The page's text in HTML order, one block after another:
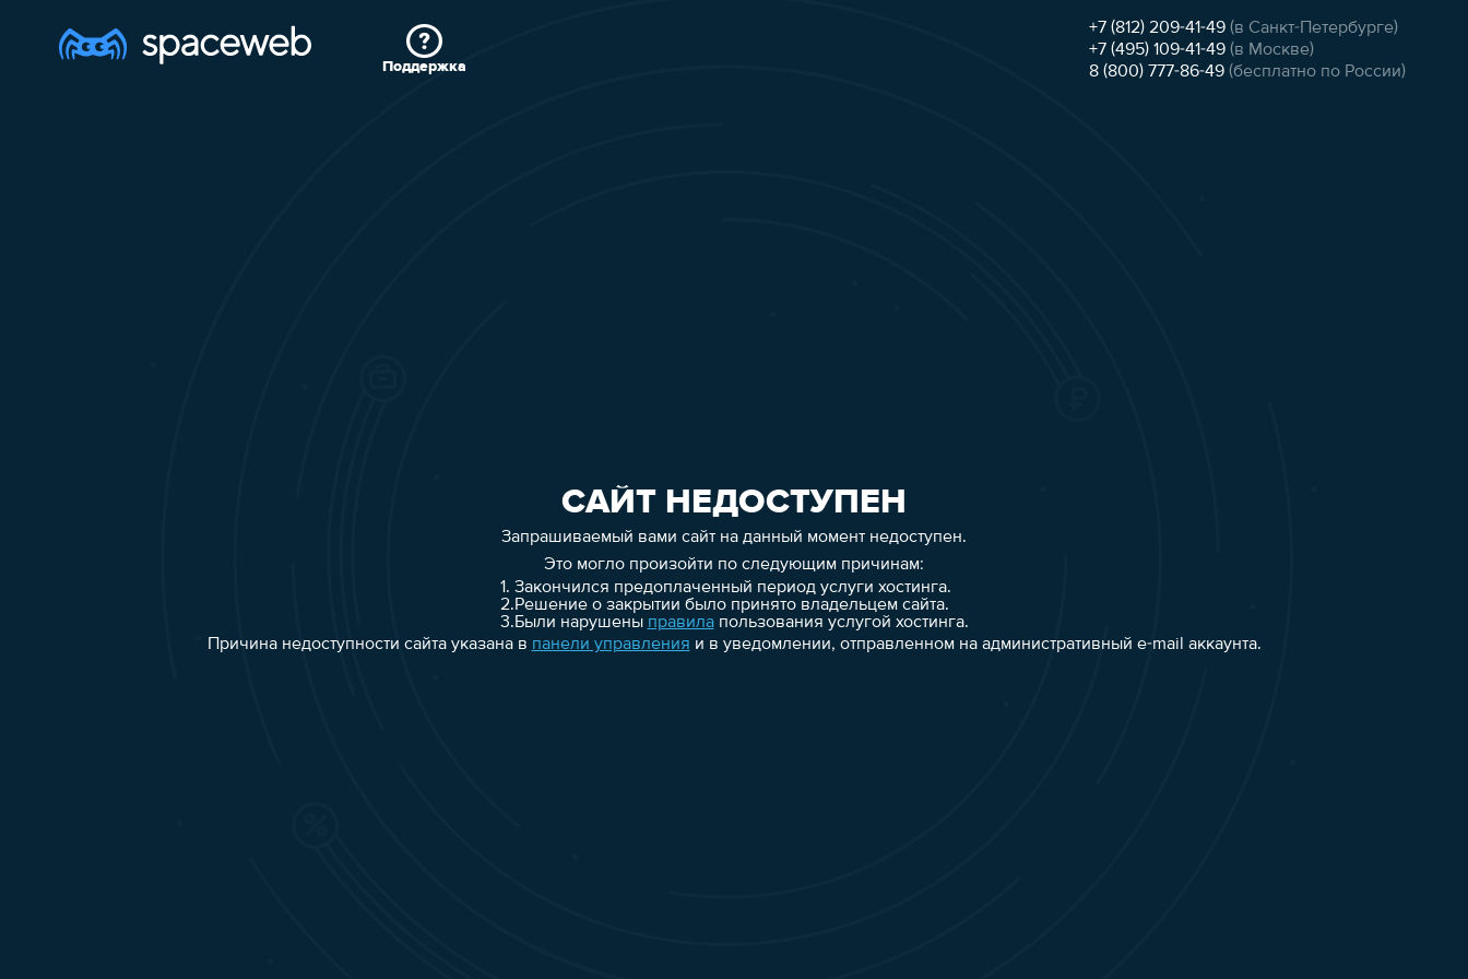
Поддержка
+7 (812) 209-41-49 (в Санкт-Петербурге)
+7 (495) 109-41-49 (в Москве)
8 (800) 777-86-49 (бесплатно по России)
САЙТ НЕДОСТУПЕН
Запрашиваемый вами сайт на данный момент недоступен.
Это могло произойти по следующим причинам:
1. Закончился предоплаченный период услуги хостинга.
2.Решение о закрытии было принято владельцем сайта.
3.Были нарушены правилапользования услугой хостинга.
Причина недоступности сайта указана в панели управления и в уведомлении, отправленном на административный e-mail аккаунта.